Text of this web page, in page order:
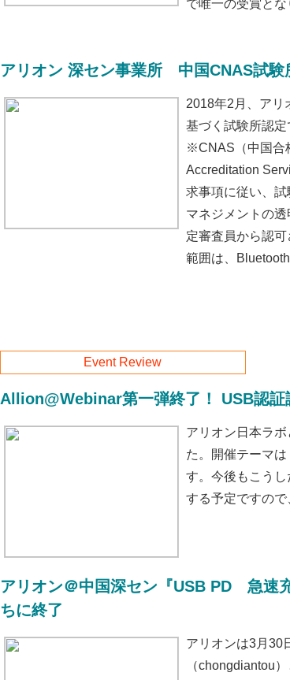
で唯一の受賞とな
アリオン 深セン事業所 中国CNAS試験
2018年2月、アリ
基づく試験所認定
※CNAS（中国合
Accreditation
求事項に従い、
マネジメントの
定審査員から認
範囲は、
Event Review
Allion@Webinar第一弾終了！ USB認証
アリオン日本ラ
た。開催テーマ
す。今後もこう
する予定ですので
アリオン＠中国深セン『USB PD 急
ちに終了
アリオンは3月30
（chongdiantou